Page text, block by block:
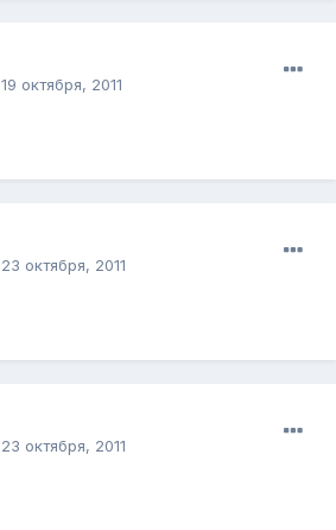
19 октября, 2011
23 октября, 2011
23 октября, 2011